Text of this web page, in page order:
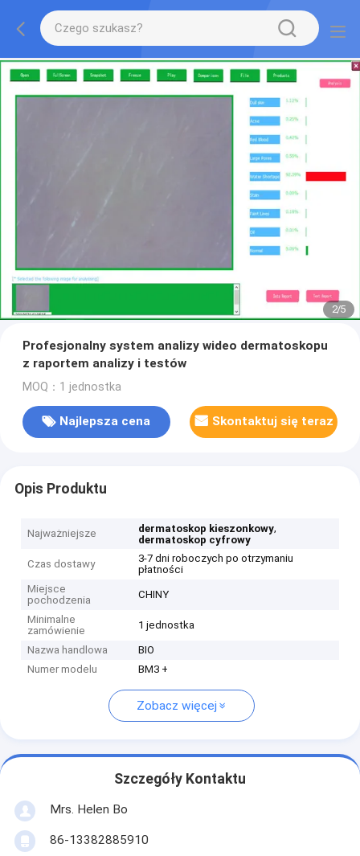
2/5
Profesjonalny system analizy wideo dermatoskopu
z raportem analizy i testów
MOQ：1 jednostka
Najlepsza cena Skontaktuj się teraz
Opis Produktu
Najważniejsze dermatoskop kieszonkowy,
dermatoskop cyfrowy
Czas dostawy
3-7 dni roboczych po otrzymaniu
płatności
Miejsce
pochodzenia
CHINY
Minimalne
zamówienie
1 jednostka
Nazwa handlowa
BIO
Numer modelu
BM3 +
Zobacz więcej
Szczegóły Kontaktu
Mrs. Helen Bo
86-13382885910